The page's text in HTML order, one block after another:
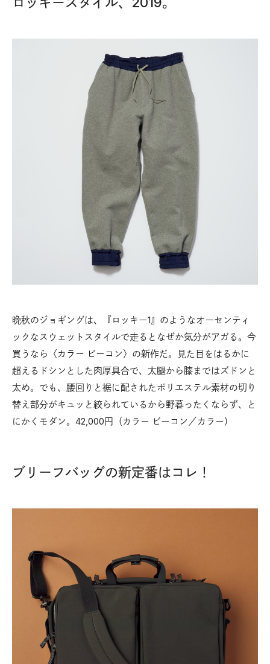
晩秋のジョギングは、『ロッキー1』のようなオーセンティ
ックなスウェットスタイルで走るとなぜか気分がアガる。今
買うなら〈カラー ビーコン〉の新作だ。見た目をはるかに
超えるドシンとした肉厚具合で、太腿から膝まではズドンと
太め。でも、腰回りと裾に配されたポリエステル素材の切り
替え部分がキュッと絞られているから野暮ったくならず、と
にかくモダン。42,000円（カラー ビーコン／カラー）
ブリーフバッグの新定番はコレ！